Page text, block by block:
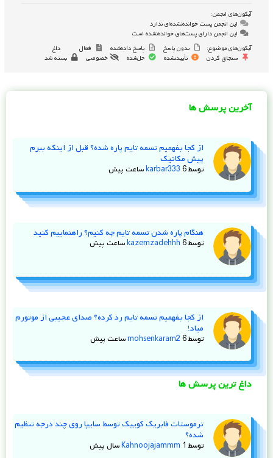
آیکون‌های انجمن:
این انجمن پست خوانده‌نشده‌ای ندارد
این انجمن دارای پست‌های خوانده‌نشده است
آیکون‌های موضوع:
بدون پاسخ پاسخ داده‌شده فعال
داغ
سنجاق کردن
تأییدنشده حل‌شده خصوصی بسته شد
آخرین پرسش ها
از کجا بفهمیم تسمه تایم پاره شده؟ قبل از اینکه ببرم
پیش مکانیک
توسط karbar333 6 ساعت پیش
هنگام پاره شدن تسمه تایم چه کنیم؟ راهنماییم کنید
توسط kazemzadehhh 6 ساعت پیش
از کجا بفهمیم تسمه تایم رد کرده؟ صدای عجیبی از موتورم
میاد!
توسط mohsenkaram2 6 ساعت پیش
داغ ترین پرسش ها
ترموستات فابریک کوییک توسط سایپا روی چند درجه تنظیم
شده؟
توسط Kahnoojajammm 1 سال پیش